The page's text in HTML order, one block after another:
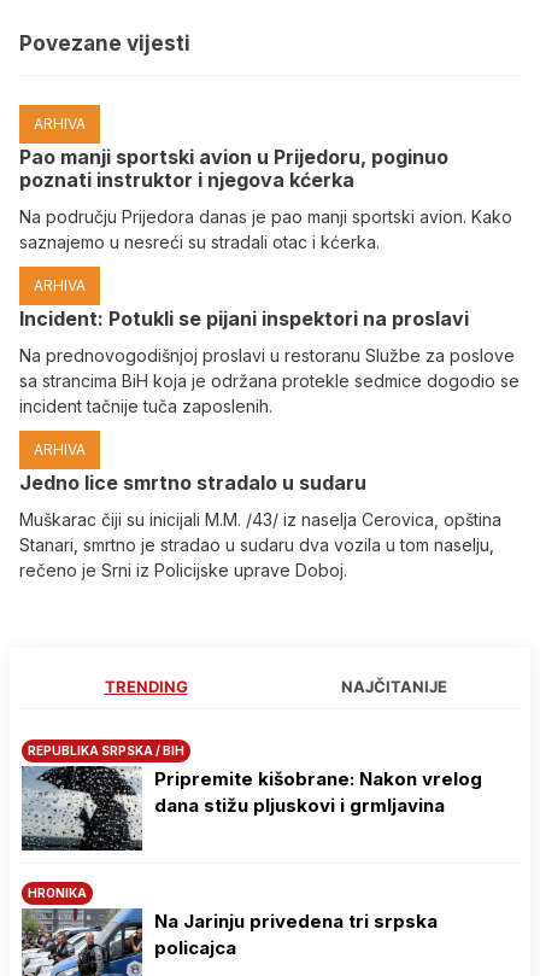
Povezane vijesti
ARHIVA
Pao manji sportski avion u Prijedoru, poginuo
poznati instruktor i njegova kćerka
Na području Prijedora danas je pao manji sportski avion. Kako
saznajemo u nesreći su stradali otac i kćerka.
ARHIVA
Incident: Potukli se pijani inspektori na proslavi
Na prednovogodišnjoj proslavi u restoranu Službe za poslove
sa strancima BiH koja je održana protekle sedmice dogodio se
incident tačnije tuča zaposlenih.
ARHIVA
Јedno lice smrtno stradalo u sudaru
Muškarac čiji su inicijali M.M. /43/ iz naselja Cerovica, opština
Stanari, smrtno je stradao u sudaru dva vozila u tom naselju,
rečeno je Srni iz Policijske uprave Doboj.
TRENDING NAJČITANIJE
REPUBLIKA SRPSKA / BIH
Pripremite kišobrane: Nakon vrelog
dana stižu pljuskovi i grmljavina
HRONIKA
Na Јarinju privedena tri srpska
policajca